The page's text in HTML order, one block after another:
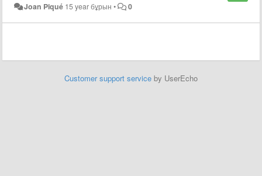
Joan Piqué 15 year бұрын • 0
Customer support service by UserEcho